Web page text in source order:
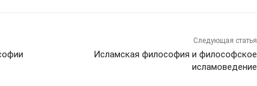
Следующая статья
Исламская философия и философское
исламоведение